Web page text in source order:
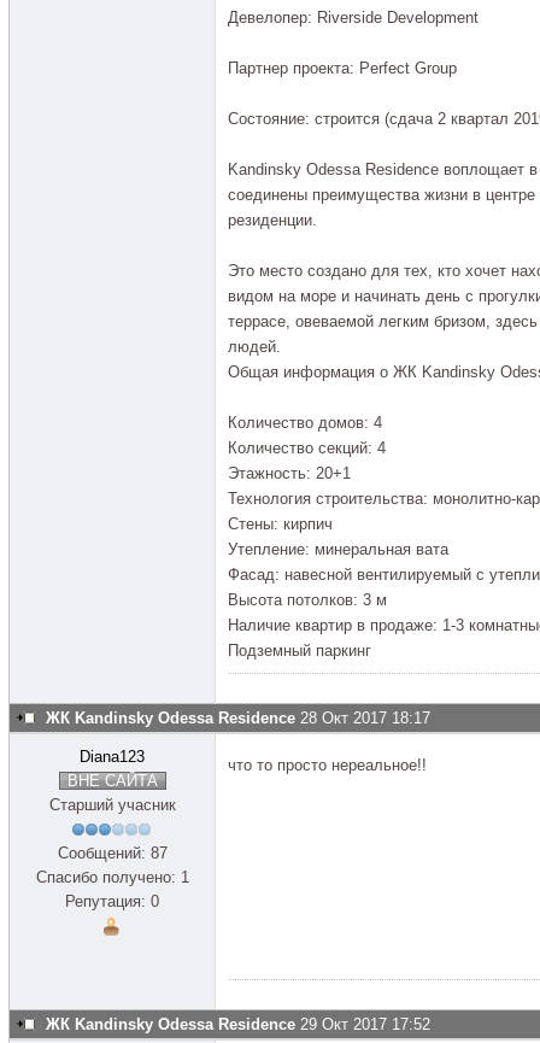
Девелопер: Riverside Development
Партнер проекта: Perfect Group
Состояние: строится (сдача 2 квартал
Kandinsky Odessa Residence воплощает
соединены преимущества жизни в центре
резиденции.
Это место создано для тех, кто хочет
видом на море и начинать день с
террасе, овеваемой легким бризом,
людей.
Общая информация о ЖК Kandinsky
Количество домов: 4
Количество секций: 4
Этажность: 20+1
Технология строительства: монолитно-
Стены: кирпич
Утепление: минеральная вата
Фасад: навесной вентилируемый с
Высота потолков: 3 м
Наличие квартир в продаже: 1-3
Подземный паркинг
ЖК Kandinsky Odessa Residence 28 Окт 2017 18:17
Diana123
ВНЕ САЙТА
Старший учасник
Сообщений: 87
Спасибо получено: 1
Репутация: 0
что то просто нереальное!!
ЖК Kandinsky Odessa Residence 29 Окт 2017 17:52